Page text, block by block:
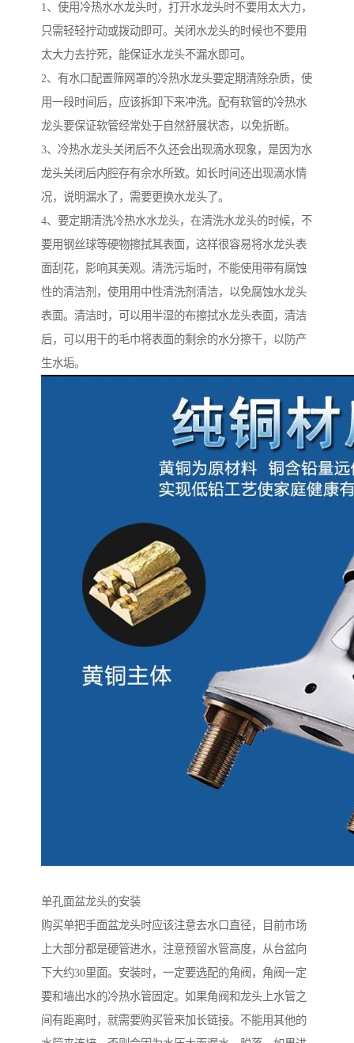
1、使用冷热水水龙头时，打开水龙头时不要用太大力，
只需轻轻拧动或拨动即可。关闭水龙头的时候也不要用
太大力去拧死，能保证水龙头不漏水即可。
2、有水口配置筛网罩的冷热水龙头要定期清除杂质，使
用一段时间后，应该拆卸下来冲洗。配有软管的冷热水
龙头要保证软管经常处于自然舒展状态，以免折断。
3、冷热水龙头关闭后不久还会出现滴水现象，是因为水
龙头关闭后内腔存有佘水所致。如长时间还出现滴水情
况，说明漏水了，需要更换水龙头了。
4、要定期清洗冷热水水龙头，在清洗水龙头的时候，不
要用钢丝球等硬物擦拭其表面，这样很容易将水龙头表
面刮花，影响其美观。清洗污垢时，不能使用带有腐蚀
性的清洁剂，使用用中性清洗剂清洁，以免腐蚀水龙头
表面。清洁时，可以用半湿的布擦拭水龙头表面，清洁
后，可以用干的毛巾将表面的剩余的水分擦干，以防产
生水垢。
单孔面盆龙头的安装
购买单把手面盆龙头时应该注意去水口直径，目前市场
上大部分都是硬管进水，注意预留水管高度，从台盆向
下大约30里面。安装时，一定要选配的角阀，角阀一定
要和墙出水的冷热水管固定。如果角阀和龙头上水管之
间有距离时，就需要购买管来加长链接。不能用其他的